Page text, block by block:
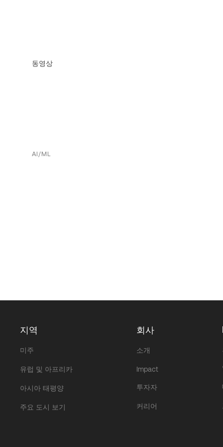
동영상
AI/ML
지역
미주
유럽 및 아프리카
아시아 태평양
주요 도시 보기
회사
소개
Impact
투자자
커리어